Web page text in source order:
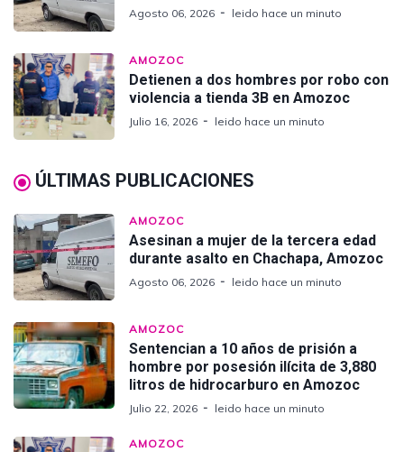
Agosto 06, 2026 leido hace un minuto
AMOZOC
Detienen a dos hombres por robo con
violencia a tienda 3B en Amozoc
Julio 16, 2026 leido hace un minuto
ÚLTIMAS PUBLICACIONES
AMOZOC
Asesinan a mujer de la tercera edad
durante asalto en Chachapa, Amozoc
Agosto 06, 2026 leido hace un minuto
AMOZOC
Sentencian a 10 años de prisión a
hombre por posesión ilícita de 3,880
litros de hidrocarburo en Amozoc
Julio 22, 2026 leido hace un minuto
AMOZOC